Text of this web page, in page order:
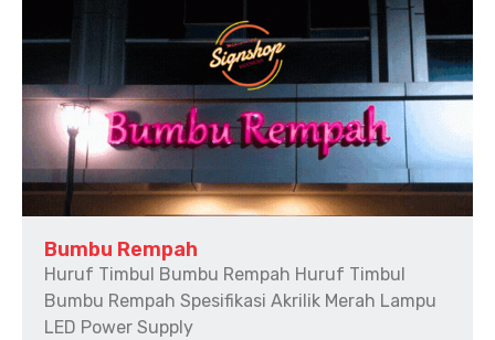
Bumbu Rempah
Huruf Timbul Bumbu Rempah Huruf Timbul
Bumbu Rempah Spesifikasi Akrilik Merah Lampu
LED Power Supply